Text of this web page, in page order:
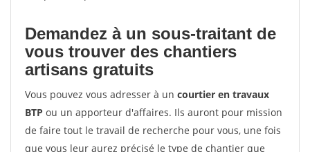
Demandez à un sous-traitant de
vous trouver des chantiers
artisans gratuits
Vous pouvez vous adresser à un courtier en travaux
BTP ou un apporteur d'affaires. Ils auront pour mission
de faire tout le travail de recherche pour vous, une fois
que vous leur aurez précisé le type de chantier que